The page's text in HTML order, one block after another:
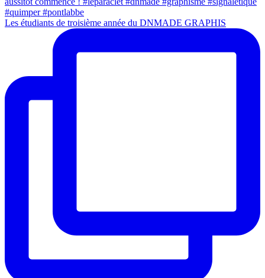
Les étudiants de troisième année du DNMADE GRAPHIS